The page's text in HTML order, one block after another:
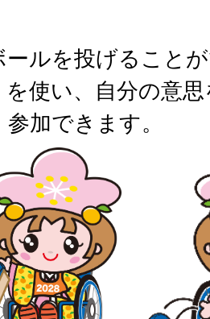
ールを投げること
使い、自分の意
加できます。